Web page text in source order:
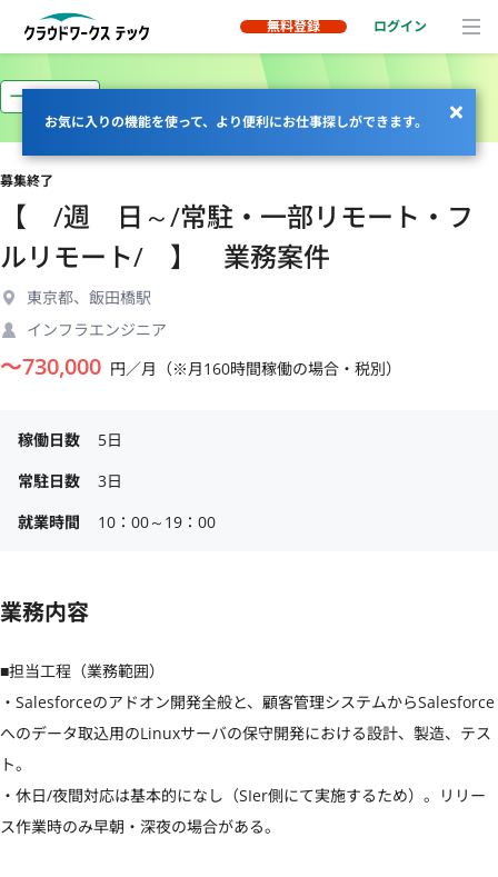
無料登録 ログイン
お気に入りの機能を使って、より便利にお仕事探しができます。
一部リモート
募集終了
【 /週 日～/常駐・一部リモート・フ
ルリモート/ 】 業務案件
東京都、飯田橋駅
インフラエンジニア
〜730,000 円／月（※月160時間稼働の場合・税別）
稼働日数
5日
常駐日数
3日
就業時間
10：00～19：00
業務内容
■担当工程（業務範囲）
・Salesforceのアドオン開発全般と、顧客管理システムからSalesforce
へのデータ取込用のLinuxサーバの保守開発における設計、製造、テス
ト。
・休日/夜間対応は基本的になし（SIer側にて実施するため）。リリー
ス作業時のみ早朝・深夜の場合がある。